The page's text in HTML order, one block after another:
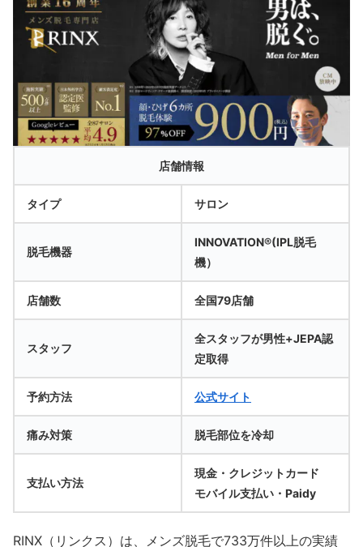
店舗情報
タイプ サロン
脱毛機器
INNOVATION®(IPL脱毛
機）
店舗数 全国79店舗
スタッフ
全スタッフが男性+JEPA認
定取得
予約方法 公式サイト
痛み対策 脱毛部位を冷却
支払い方法
現金・クレジットカード
モバイル支払い・Paidy
RINX（リンクス）は、メンズ脱毛で733万件以上の実績